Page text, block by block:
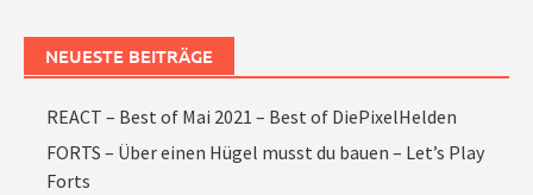
NEUESTE BEITRÄGE
REACT – Best of Mai 2021 – Best of DiePixelHelden
FORTS – Über einen Hügel musst du bauen – Let’s Play
Forts